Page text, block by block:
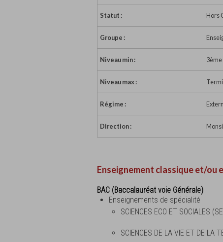
Statut : Hors
Groupe :
Niveau min : 3ème
Niveau max :
Régime :
Direction :
Enseignement classique et/ou
BAC (Baccalauréat voie Générale)
Enseignements de spécialité
SCIENCES ECO ET SOCIALES
SCIENCES DE LA VIE ET DE LA